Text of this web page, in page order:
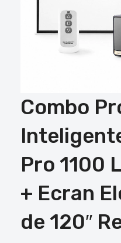
Combo
Pro 1100
+ Ecran
de 120″